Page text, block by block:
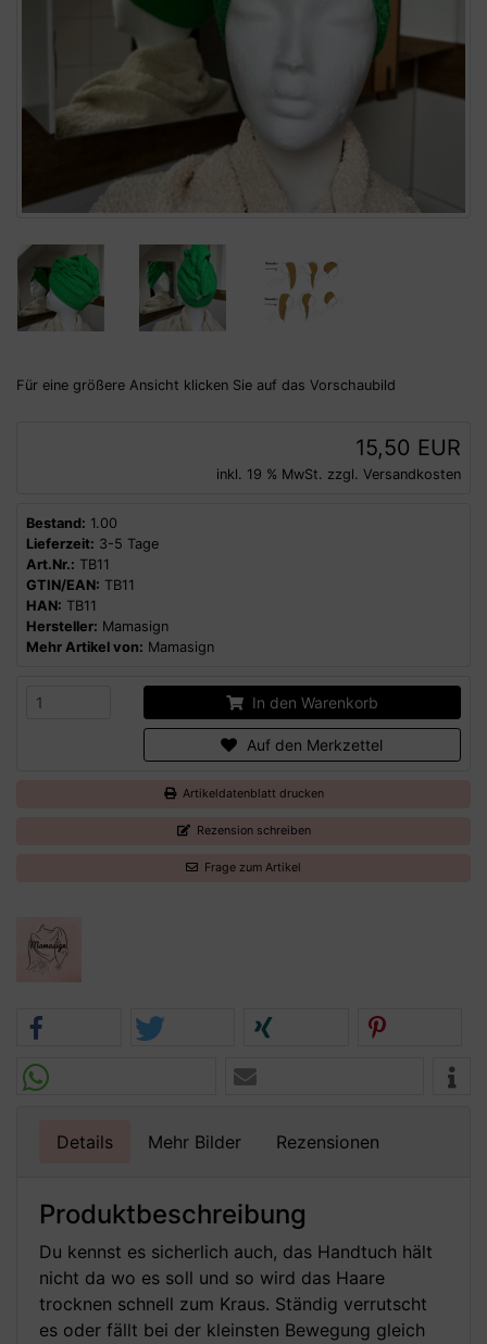
Für eine größere Ansicht klicken Sie auf das Vorschaubild
15,50 EUR
inkl. 19 % MwSt. zzgl. Versandkosten
Bestand: 1.00
Lieferzeit: 3-5 Tage
Art.Nr.: TB11
GTIN/EAN: TB11
HAN: TB11
Hersteller: Mamasign
Mehr Artikel von: Mamasign
In den Warenkorb
Auf den Merkzettel
Artikeldatenblatt drucken
Rezension schreiben
Frage zum Artikel
Details Mehr Bilder Rezensionen
Produktbeschreibung
Du kennst es sicherlich auch, das Handtuch hält
nicht da wo es soll und so wird das Haare
trocknen schnell zum Kraus. Ständig verrutscht
es oder fällt bei der kleinsten Bewegung gleich